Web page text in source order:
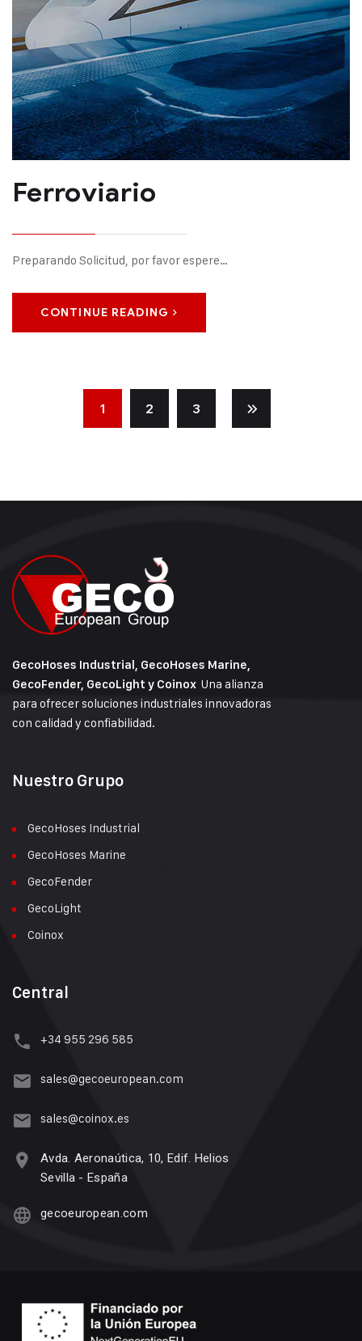
Ferroviario
Preparando Solicitud, por favor espere…
CONTINUE READING
1 2 3
GecoHoses Industrial, GecoHoses Marine,
GecoFender, GecoLight y Coinox Una alianza
para ofrecer soluciones industriales innovadoras
con calidad y confiabilidad.
Nuestro Grupo
GecoHoses Industrial
GecoHoses Marine
GecoFender
GecoLight
Coinox
Central
+34 955 296 585
sales@gecoeuropean.com
sales@coinox.es
Avda. Aeronaútica, 10, Edif. Helios
Sevilla - España
gecoeuropean.com